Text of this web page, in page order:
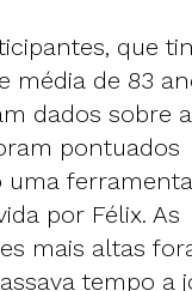
que
média de 83
dados sobre
pontuados
uma ferramenta
por Félix. As
mais altas
tempo a